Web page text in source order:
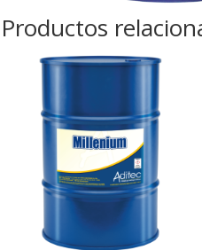
Productos